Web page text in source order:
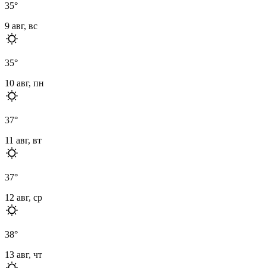
35°
9 авг, вс
35°
10 авг, пн
37°
11 авг, вт
37°
12 авг, ср
38°
13 авг, чт